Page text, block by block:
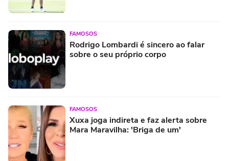
FAMOSOS
Rodrigo Lombardi é sincero ao falar
sobre o seu próprio corpo
FAMOSOS
Xuxa joga indireta e faz alerta sobre
Mara Maravilha: 'Briga de um'